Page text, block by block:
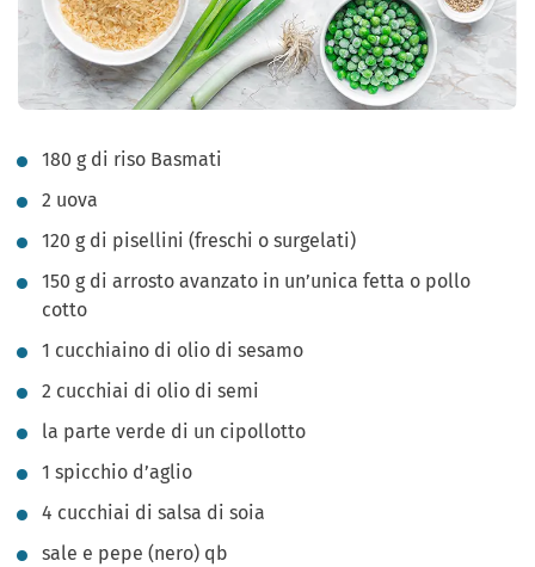
180 g di riso Basmati
2 uova
120 g di pisellini (freschi o surgelati)
150 g di arrosto avanzato in un’unica fetta o pollo
cotto
1 cucchiaino di olio di sesamo
2 cucchiai di olio di semi
la parte verde di un cipollotto
1 spicchio d’aglio
4 cucchiai di salsa di soia
sale e pepe (nero) qb